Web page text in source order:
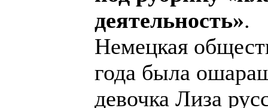
деятельность».
Немецкая
года была
девочка Лиза